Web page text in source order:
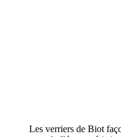
Les verriers de Biot